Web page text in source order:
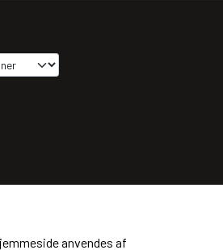
anvendes af